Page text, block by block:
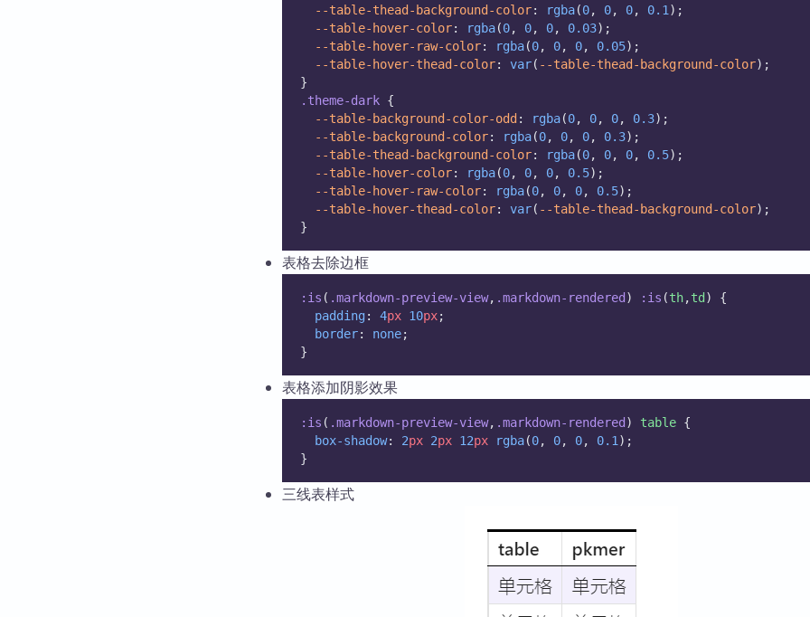
--table-thead-background-color: rgba(0, 0, 0, 0.1 );
--table-hover-color: rgba(0, 0, 0, 0.03);
--table-hover-raw-color: rgba(0, 0, 0, 0.05);
--table-hover-thead-color: var( --table-thead-background-color);
}
.theme-dark {
--table-background-color-odd : rgba(0, 0, 0, 0.3);
--table-background-color: rgba(0, 0, 0, 0.3);
--table-thead-background-color: rgba(0, 0, 0, 0.5);
--table-hover-color: rgba(0, 0, 0, 0.5);
--table-hover-raw-color: rgba(0, 0, 0, 0.5);
--table-hover-thead-color: var( --table-thead-background-color);
}
表格去除边框
:is ( .markdown-preview-view, .markdown-rendered ) :is (th,td ) {
padding : 4px 10px;
border: none;
}
表格添加阴影效果
:is ( .markdown-preview-view, .markdown-rendered ) table {
box-shadow: 2px 2px 12px rgba(0, 0, 0, 0.1 );
}
三线表样式